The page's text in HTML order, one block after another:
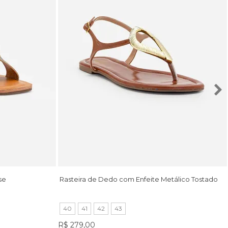
Rasteira de Dedo com Enfeite Metálico Tostado
40 41 42 43
R$ 279,00